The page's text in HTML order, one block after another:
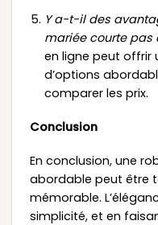
Y a-t-il des
mariée courte pas
en ligne peut offrir
d’options
comparer les prix.
Conclusion
En conclusion, une
abordable peut être
mémorable.
simplicité, et en